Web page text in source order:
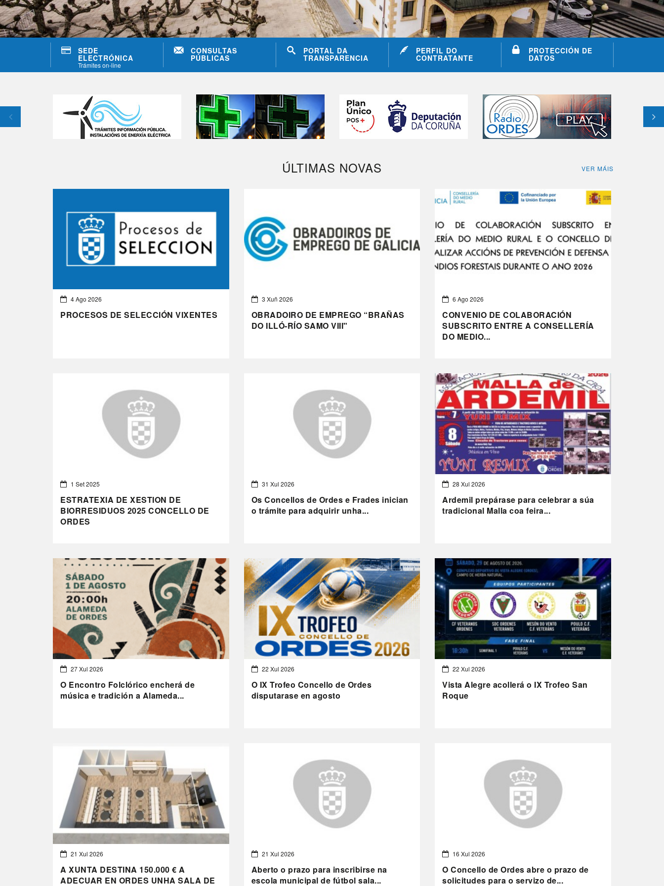
SEDE
ELECTRÓNICA
Trámites on-line
CONSULTAS
PÚBLICAS
PORTAL DA
TRANSPARENCIA
PERFIL DO
CONTRATANTE
PROTECCIÓN DE
DATOS
ÚLTIMAS NOVAS VER MÁIS
4 Ago 2026
PROCESOS DE SELECCIÓN VIXENTES
3 Xuñ 2026
OBRADOIRO DE EMPREGO “BRAÑAS
DO ILLÓ-RÍO SAMO VIII"
6 Ago 2026
CONVENIO DE COLABORACIÓN
SUBSCRITO ENTRE A CONSELLERÍA
DO MEDIO...
1 Set 2025
ESTRATEXIA DE XESTION DE
BIORRESIDUOS 2025 CONCELLO DE
ORDES
31 Xul 2026
Os Concellos de Ordes e Frades inician
o trámite para adquirir unha...
28 Xul 2026
Ardemil prepárase para celebrar a súa
tradicional Malla coa feira...
27 Xul 2026
O Encontro Folclórico encherá de
música e tradición a Alameda...
22 Xul 2026
O IX Trofeo Concello de Ordes
disputarase en agosto
22 Xul 2026
Vista Alegre acollerá o IX Trofeo San
Roque
21 Xul 2026
A XUNTA DESTINA 150.000 € A
ADECUAR EN ORDES UNHA SALA DE
21 Xul 2026
Aberto o prazo para inscribirse na
escola municipal de fútbol sala...
16 Xul 2026
O Concello de Ordes abre o prazo de
solicitudes para o servizo de...